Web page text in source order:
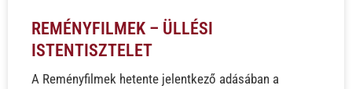
REMÉNYFILMEK – ÜLLÉSI
ISTENTISZTELET
A Reményfilmek hetente jelentkező adásában a